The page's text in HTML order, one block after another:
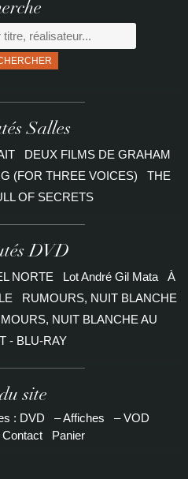
Salles
DEUX FILMS DE GRAHAM
(FOR THREE VOICES)
THE
OF SECRETS
DVD
NORTE Lot André Gil Mata
À
RUMOURS, NUIT BLANCHE
NUIT BLANCHE AU
- BLU-RAY
site
: DVD – Affiches
– VOD
Contact Panier